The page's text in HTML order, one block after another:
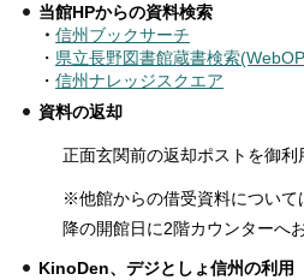
当館HPからの資料検索
・ 信州ブックサーチ
・ 県立長野図書館蔵書検索
・ 信州ナレッジスクエア
資料の返却
正面玄関前の返却ポストを御利
※他館からの借受資料について
降の開館日に2階カウンターへ
KinoDen、デジとしょ信州の利用